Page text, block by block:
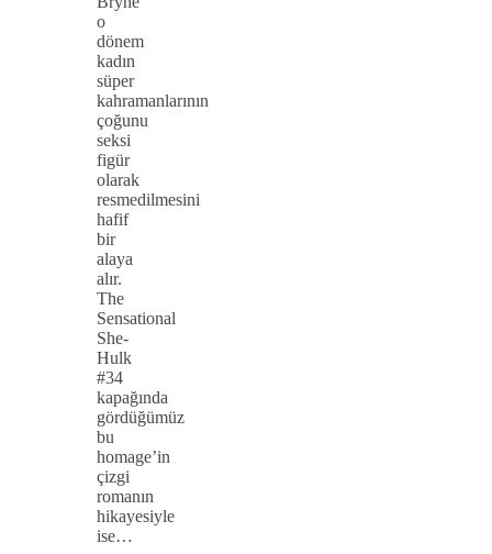
o
dönem
kadın
süper
kahramanlarının
çoğunu
seksi
figür
olarak
resmedilmesini
hafif
bir
alaya
alır.
The
Sensational
She-
Hulk
#34
kapağında
gördüğümüz
bu
homage’in
çizgi
romanın
hikayesiyle
ise…